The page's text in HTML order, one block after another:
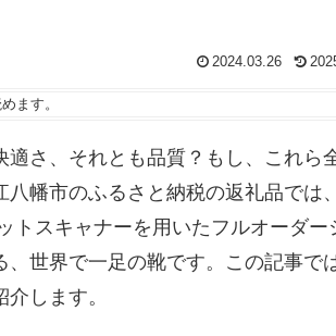
2024.03.26
ます。
さ、それとも品質？もし、これら
幡市のふるさと納税の返礼品では
トスキャナーを用いたフルオーダー
世界で一足の靴です。この記事で
します。